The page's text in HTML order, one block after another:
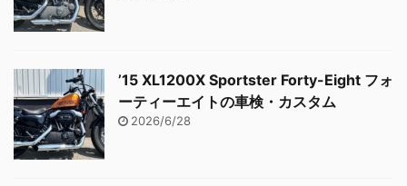
’15 XL1200X Sportster Forty-Eight フォ
ーティーエイトの車検・カスタム
2026/6/28